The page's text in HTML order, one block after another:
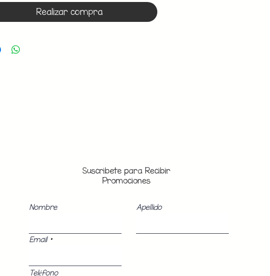
Realizar compra
Suscribete para Recibir
Promociones
Nombre Apellido
Email
Teléfono